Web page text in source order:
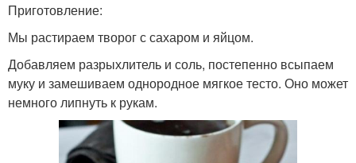
Приготовление:
Мы растираем творог с сахаром и яйцом.
Добавляем разрыхлитель и соль, постепенно всыпаем
муку и замешиваем однородное мягкое тесто. Оно может
немного липнуть к рукам.